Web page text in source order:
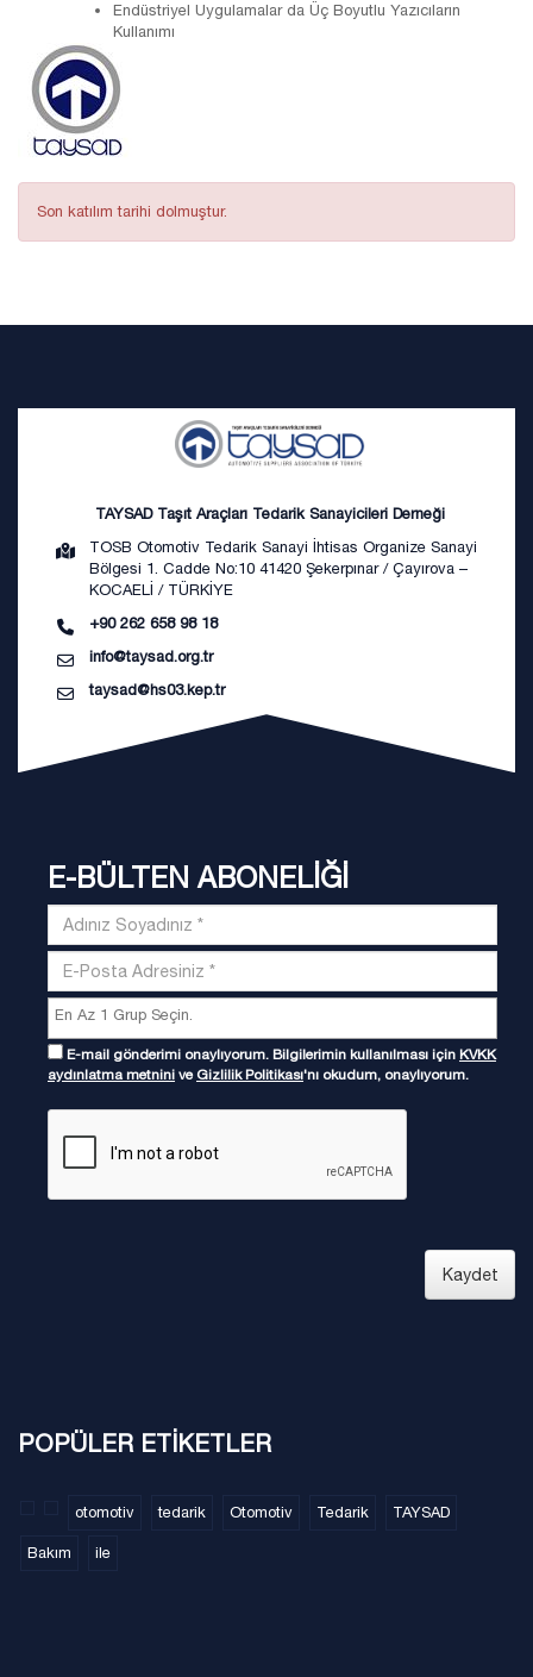
Endüstriyel Uygulamalar da Üç Boyutlu Yazıcıların
Kullanımı
Son katılım tarihi dolmuştur.
TAYSAD Taşıt Araçları Tedarik Sanayicileri Derneği
TOSB Otomotiv Tedarik Sanayi İhtisas Organize Sanayi
Bölgesi 1. Cadde No:10 41420 Şekerpınar / Çayırova –
KOCAELİ / TÜRKİYE
+90 262 658 98 18
info@taysad.org.tr
taysad@hs03.kep.tr
E-BÜLTEN ABONELİĞİ
E-mail gönderimi onaylıyorum. Bilgilerimin kullanılması için KVKK
aydınlatma metnini ve Gizlilik Politikası'nı okudum, onaylıyorum.
Kaydet
POPÜLER ETİKETLER
otomotiv tedarik Otomotiv Tedarik TAYSAD
Bakım ile